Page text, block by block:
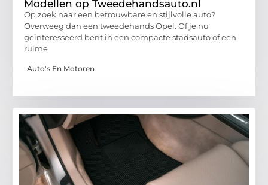
Modellen op Tweedehandsauto.nl
Op zoek naar een betrouwbare en stijlvolle auto?
Overweeg dan een tweedehands Opel. Of je nu
geïnteresseerd bent in een compacte stadsauto of een
ruime
Auto's En Motoren